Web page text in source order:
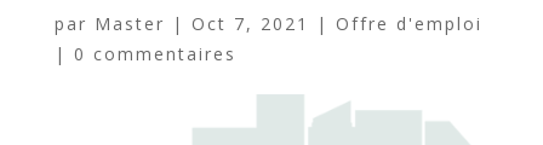
par Master | Oct 7, 2021 | Offre d'emploi
| 0 commentaires